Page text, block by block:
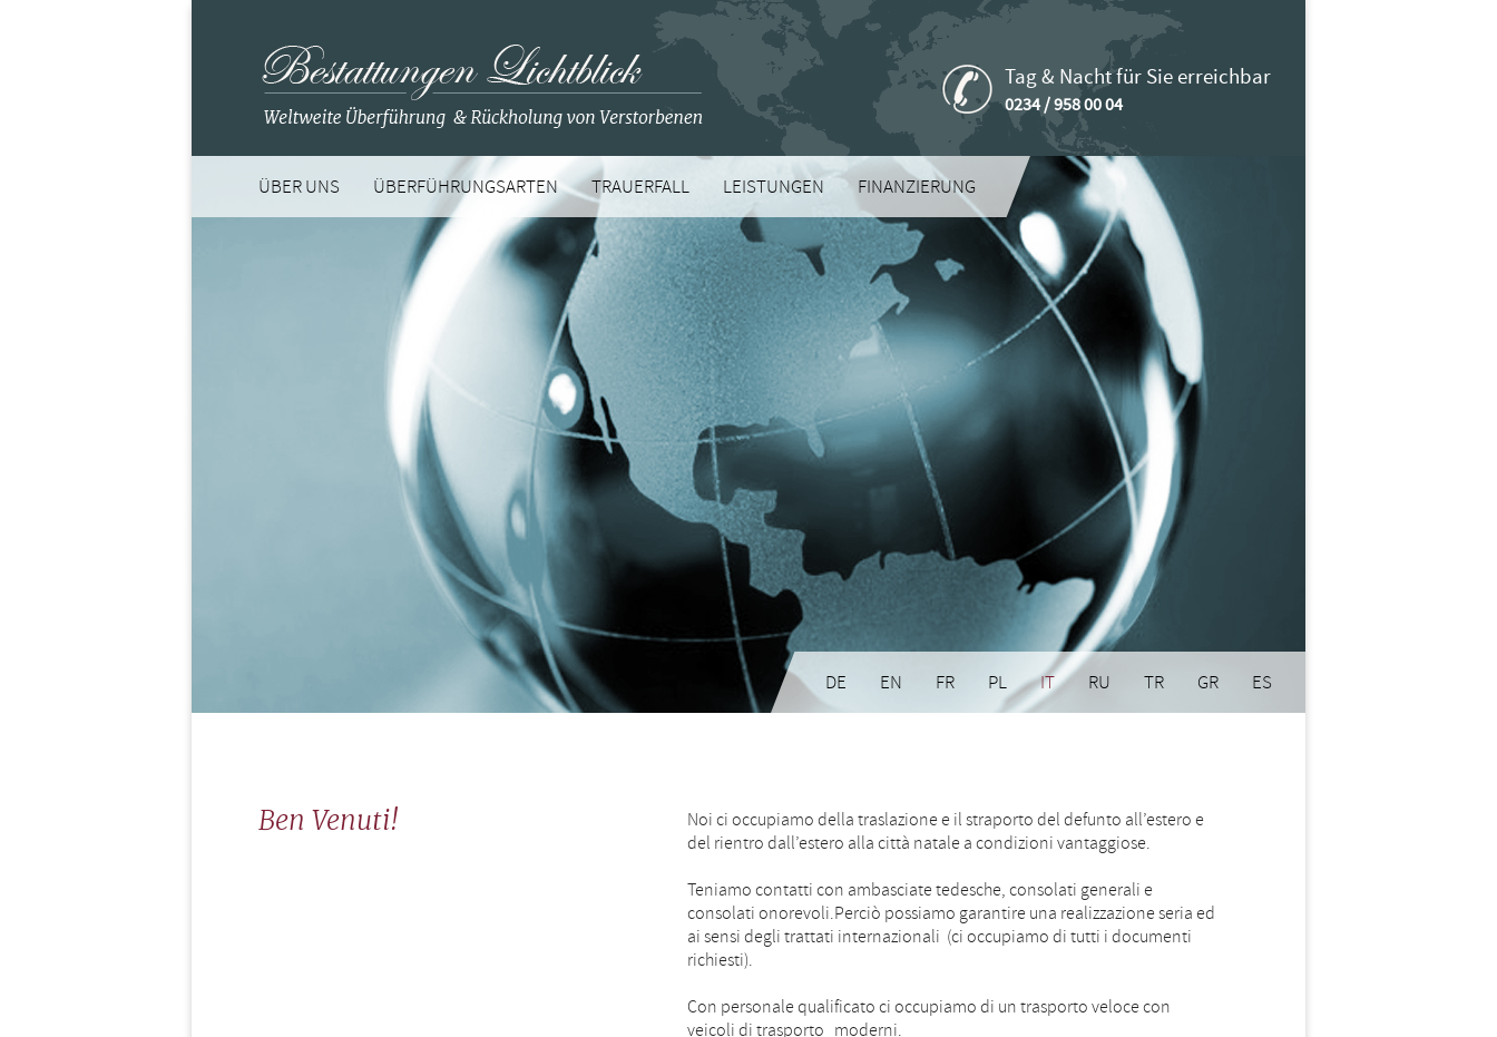
Tag & Nacht für Sie erreichbar
0234 / 958 00 04
ÜBER UNS ÜBERFÜHRUNGSARTEN TRAUERFALL LEISTUNGEN FINANZIERUNG
DE EN FR PL IT RU TR GR ES
Ben Venuti!
Noi ci occupiamo della traslazione e il straporto del defunto all’estero e
del rientro dall’estero alla città natale a condizioni vantaggiose.
Teniamo contatti con ambasciate tedesche, consolati generali e
consolati onorevoli.Perciò possiamo garantire una realizzazione seria ed
ai sensi degli trattati internazionali (ci occupiamo di tutti i documenti
richiesti).
Con personale qualificato ci occupiamo di un trasporto veloce con
veicoli di trasporto moderni.